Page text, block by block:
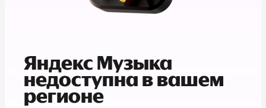
Яндекс Музыка
недоступна в вашем
регионе